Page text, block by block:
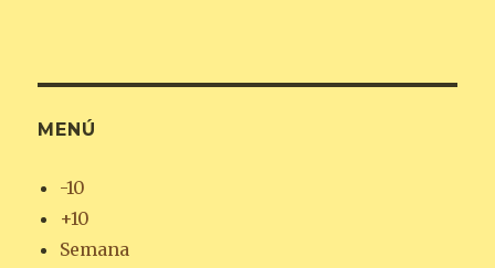
MENÚ
-10
+10
Semana